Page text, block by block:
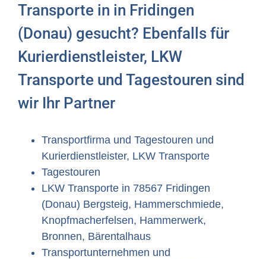
Transporte in in Fridingen
(Donau) gesucht? Ebenfalls für
Kurierdienstleister, LKW
Transporte und Tagestouren sind
wir Ihr Partner
Transportfirma und Tagestouren und
Kurierdienstleister, LKW Transporte
Tagestouren
LKW Transporte in 78567 Fridingen
(Donau) Bergsteig, Hammerschmiede,
Knopfmacherfelsen, Hammerwerk,
Bronnen, Bärentalhaus
Transportunternehmen und